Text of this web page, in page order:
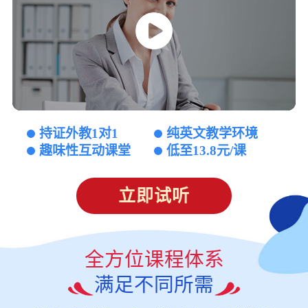
持证外教1对1
纯英文教学环境
趣味性互动课堂
低至13.8元/课
立即试听
全方位课程体系
满足不同所需